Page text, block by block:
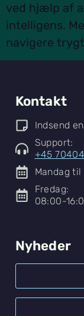
ved hjælp af
intelligens.
navigere
Kontakt
Indsend
Support:
+45
Mandag
Fredag:
08:00-
Nyheder